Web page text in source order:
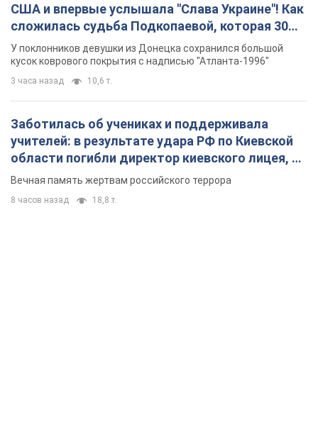
США и впервые услышала "Слава Украине"! Как
сложилась судьба Подкопаевой, которая 30
лет назад завоевала "золото" Олимпиады
У поклонников девушки из Донецка сохранился большой
кусок коврового покрытия с надписью "Атланта-1996"
3 часа назад 10,6 т.
Заботилась об учениках и поддерживала
учителей: в результате удара РФ по Киевской
области погибли директор киевского лицея, её
муж и внук
Вечная память жертвам российского террора
8 часов назад 18,8 т.